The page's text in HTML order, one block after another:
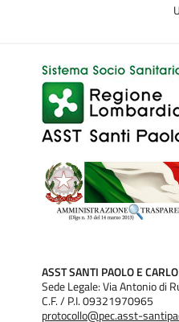
ASST SANTI PAOLO E CARLO
Sede Legale: Via Antonio di
C.F. / P.I. 09321970965
protocollo@pec.asst-